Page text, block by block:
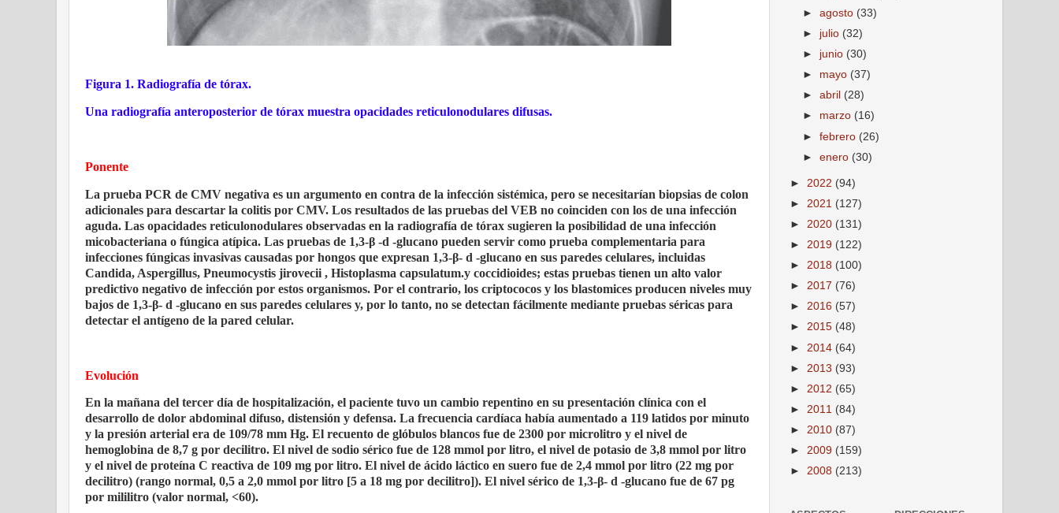
Figura 1. Radiografía de tórax.
Una radiografía anteroposterior de tórax muestra opacidades reticulonodulares difusas.
Ponente
La prueba PCR de CMV negativa es un argumento en contra de la infección sistémica, pero se necesitarían biopsias de colon
adicionales para descartar la colitis por CMV. Los resultados de las pruebas del VEB no coinciden con los de una infección
aguda. Las opacidades reticulonodulares observadas en la radiografía de tórax sugieren la posibilidad de una infección
micobacteriana o fúngica atípica. Las pruebas de 1,3-β -d -glucano pueden servir como prueba complementaria para
infecciones fúngicas invasivas causadas por hongos que expresan 1,3-β- d -glucano en sus paredes celulares, incluidas
Candida, Aspergillus, Pneumocystis jirovecii , Histoplasma capsulatum.y coccidioides; estas pruebas tienen un alto valor
predictivo negativo de infección por estos organismos. Por el contrario, los criptococos y los blastomices producen niveles muy
bajos de 1,3-β- d -glucano en sus paredes celulares y, por lo tanto, no se detectan fácilmente mediante pruebas séricas para
detectar el antígeno de la pared celular.
Evolución
En la mañana del tercer día de hospitalización, el paciente tuvo un cambio repentino en su presentación clínica con el
desarrollo de dolor abdominal difuso, distensión y defensa. La frecuencia cardíaca había aumentado a 119 latidos por minuto
y la presión arterial era de 109/78 mm Hg. El recuento de glóbulos blancos fue de 2300 por microlitro y el nivel de
hemoglobina de 8,7 g por decilitro. El nivel de sodio sérico fue de 128 mmol por litro, el nivel de potasio de 3,8 mmol por litro
y el nivel de proteína C reactiva de 109 mg por litro. El nivel de ácido láctico en suero fue de 2,4 mmol por litro (22 mg por
decilitro) (rango normal, 0,5 a 2,0 mmol por litro [5 a 18 mg por decilitro]). El nivel sérico de 1,3-β- d -glucano fue de 67 pg
por mililitro (valor normal, <60).
►agosto (33)
► julio (32)
► junio (30)
► mayo (37)
►abril (28)
► marzo (16)
►febrero (26)
►enero (30)
► 2022 (94)
► 2021 (127)
► 2020 (131)
► 2019 (122)
► 2018 (100)
► 2017 (76)
► 2016 (57)
► 2015 (48)
► 2014 (64)
► 2013 (93)
► 2012 (65)
► 2011 (84)
► 2010 (87)
► 2009 (159)
► 2008 (213)